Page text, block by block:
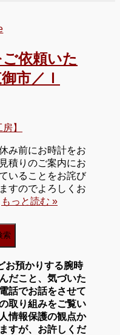
依頼いた
市／Ｉ
】
み前にお時計をお
積りのご案内にお
いることをお詫び
すのでよろしくお
もっと読む »
お預かりする腕時
だこと、気づいた
話でお話をさせて
取り組みをご覧い
情報保護の観点か
すが、お許しくだ